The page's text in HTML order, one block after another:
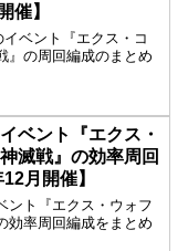
催】
ベント『エクス・コ
』の周回編成のまとめ
ベント『エクス・
滅戦』の効率周回
月開催】
ント『エクス・ウォフ
効率周回編成をまとめ